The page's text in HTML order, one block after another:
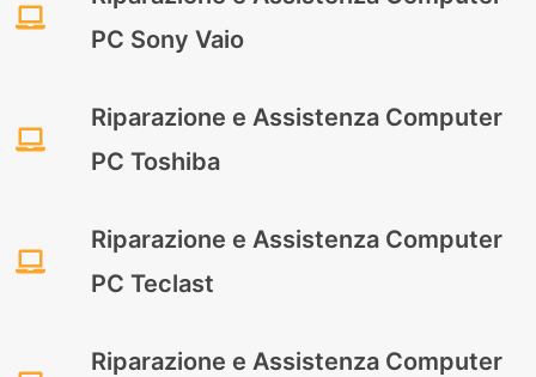
PC Sony Vaio
Riparazione e Assistenza Computer
PC Toshiba
Riparazione e Assistenza Computer
PC Teclast
Riparazione e Assistenza Computer